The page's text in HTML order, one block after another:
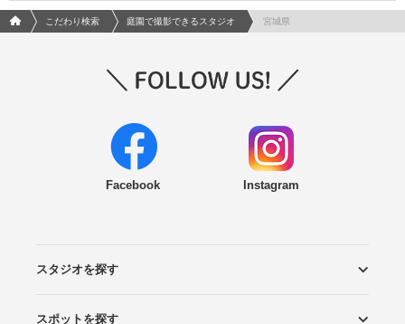
フォトウエディング/結婚写真のPhotorait ホーム
こだわり検索 庭園で撮影できるスタジオ 宮城県
Facebook Instagram
スタジオを探す
エリアから探す
こだわりから探す
NEW PHOTO STYLE
プランから探す
フォトタイプ診断
フォトグラファーから探す
国内リゾートから探す
スポットを探す